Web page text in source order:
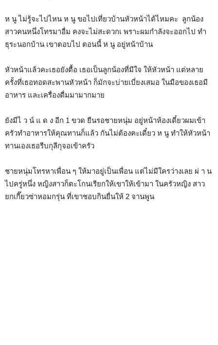
ห นู ไม่รู้จะไปไหน ห นู ขอไปเที่ยวบ้านหัวหน้าได้ไหมคะ ลูกน้อง
สาวคนหนึ่งโทรมาอื่ม คงจะไม่สะดวกเ พราะผมกำลังจะออกไป ทำ
ธุระนอกบ้าน เขาตอบไป ตอนนี้ ห นู อยู่หน้าบ้าน
หัวหน้าแล้วคะเธอยังตื้อ เธอเป็นลูกน้องที่มีใจ ให้หัวหน้า แต่หลาย
ครั้งที่เธอทอดสะพานหัวหน้า ก็มักจะบ่ายเบี่ยงเสมอ ในมือของเธอมี
อาหาร และเครื่องดื่มมามากมาย
ยังมีไ ว น์ แ ด ง อีก 1 ขวด ยืนรอชายหนุ่ม อยู่หน้าห้องเดี๋ยวผมเข้า
ครัวทำอาหารให้คุณทานก็แล้ว กันไม่ต้องคะเดี๋ยว ห นู ทำให้หัวหน้า
ทานเองเธอรีบกุลีกุจอเข้าครัว
ชายหนุ่มโทรหาเพื่อน ๆ ให้มาอยู่เป็นเพื่อน แต่ไม่มีใครว่างเลย ผ่ า น
ไปครู่หนึ่ง หญิงสาวก็ตะโกนเรียกให้เขาให้เข้ามา ในครัวหญิง สาว
ยกเกี๊ยวซ่าหอมกรุ่น ที่เขาชอบกินยื่นให้ 2 จานพูน